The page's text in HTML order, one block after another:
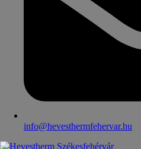
info@hevesthermfehervar.hu